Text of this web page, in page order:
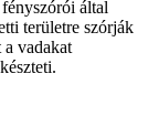
által
területre szórják
a vadakat